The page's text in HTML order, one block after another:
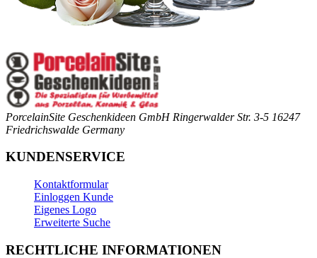
PorcelainSite Geschenkideen GmbH Ringerwalder Str. 3-5 16247
Friedrichswalde Germany
KUNDENSERVICE
Kontaktformular
Einloggen Kunde
Eigenes Logo
Erweiterte Suche
RECHTLICHE INFORMATIONEN